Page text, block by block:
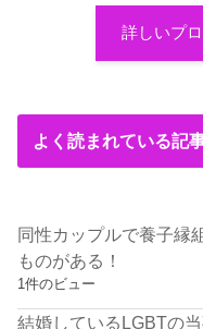
詳しいプ
よく読まれている記
同性カップルで養子縁
ものがある！
1件のビュー
結婚しているLGBTの